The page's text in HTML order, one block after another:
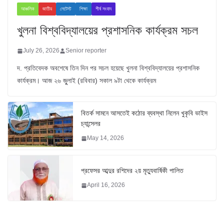
আঞ্চলিক জাতীয় লেটেস্ট শিক্ষা শীর্ষ সংবাদ
খুলনা বিশ্ববিদ্যালয়ের প্রশাসনিক কার্যক্রম সচল
July 26, 2026 Senior reporter
দ. প্রতিবেদক অবশেষে তিন দিন পর সচল হয়েছে খুলনা বিশ্ববিদ্যালয়ের প্রশাসনিক
কার্যক্রম। আজ ২৬ জুুলাই (রবিবার) সকাল ৯টা থেকে কার্যক্রম
বিতর্ক সামনে আসতেই কঠোর ব্যবস্থা নিলেন খুকৃবি ভাইস
চ্যান্সেলর
May 14, 2026
প্রফেসর আব্দুর রশিদের ২য় মৃত্যুবার্ষিকী পালিত
April 16, 2026